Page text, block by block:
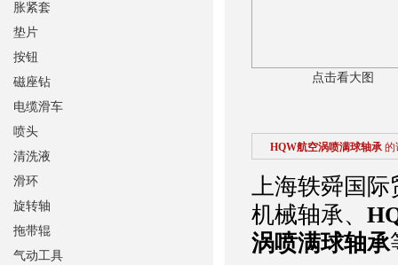
点击看大图
HQW航空涡喷满球轴承 的
上海轶舜国际
机械轴承、
涡喷满球轴承
胀紧套
垫片
按钮
磁座钻
电缆滑车
喷头
清洗液
滑环
旋转轴
拖带辊
气动工具